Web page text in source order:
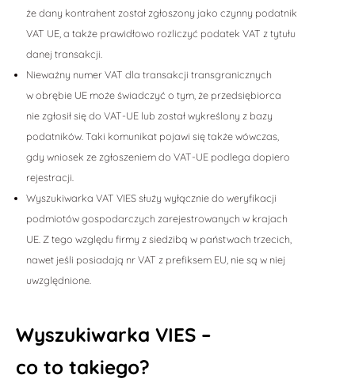
że dany kontrahent został zgłoszony jako czynny podatnik
VAT UE, a także prawidłowo rozliczyć podatek VAT z tytułu
danej transakcji.
Nieważny numer VAT dla transakcji transgranicznych
w obrębie UE może świadczyć o tym, że przedsiębiorca
nie zgłosił się do VAT-UE lub został wykreślony z bazy
podatników. Taki komunikat pojawi się także wówczas,
gdy wniosek ze zgłoszeniem do VAT-UE podlega dopiero
rejestracji.
Wyszukiwarka VAT VIES służy wyłącznie do weryfikacji
podmiotów gospodarczych zarejestrowanych w krajach
UE. Z tego względu firmy z siedzibą w państwach trzecich,
nawet jeśli posiadają nr VAT z prefiksem EU, nie są w niej
uwzględnione.
Wyszukiwarka VIES –
co to takiego?